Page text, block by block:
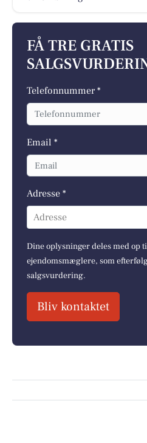
FÅ TRE GRATIS
Telefonnummer *
Email *
Adresse *
Adresse
Dine oplysninger deles med op
ejendomsmæglere, som
salgsvurdering.
Bliv kontaktet